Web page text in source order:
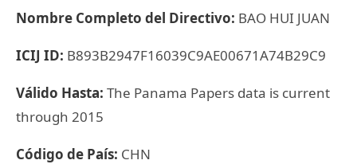
Nombre Completo del Directivo: BAO HUI JUAN
ICIJ ID: B893B2947F16039C9AE00671A74B29C9
Válido Hasta: The Panama Papers data is current
through 2015
Código de País: CHN